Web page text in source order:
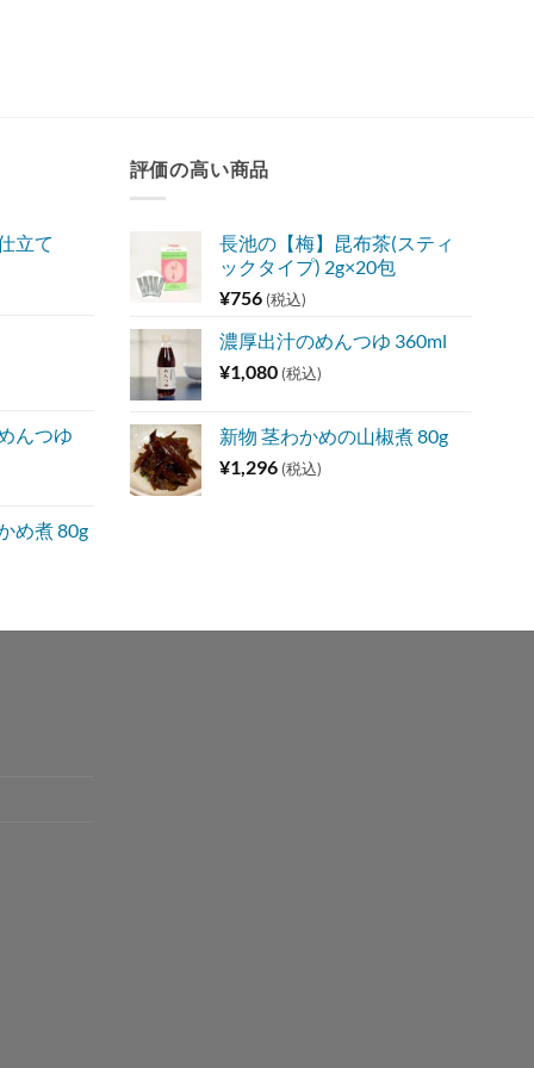
立て
んつゆ
め煮 80g
評価の高い商品
長池の【梅】昆布茶(スティ
ックタイプ) 2g×20包
¥756 (税込)
濃厚出汁のめんつゆ 360ml
¥1,080 (税込)
新物 茎わかめの山椒煮 80g
¥1,296 (税込)